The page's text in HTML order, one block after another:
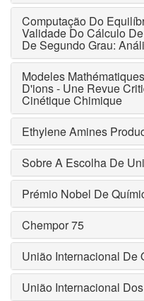
Computação Do
Validade Do Cálculo
De Segundo Grau:
Modeles
D'ions - Une Revue
Cinétique Chimique
Ethylene Amines
Sobre A Escolha De
Prémio Nobel De
Chempor 75
União Internacional De
União Internacional